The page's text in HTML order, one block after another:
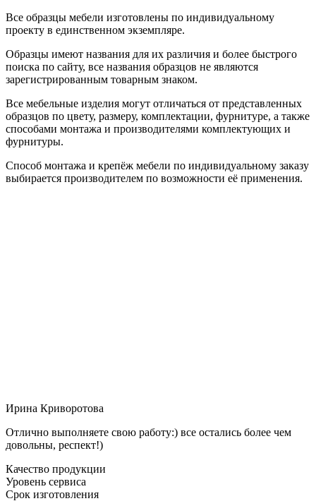
Все образцы мебели изготовлены по индивидуальному
проекту в единственном экземпляре.
Образцы имеют названия для их различия и более быстрого
поиска по сайту, все названия образцов не являются
зарегистрированным товарным знаком.
Все мебельные изделия могут отличаться от представленных
образцов по цвету, размеру, комплектации, фурнитуре, а также
способами монтажа и производителями комплектующих и
фурнитуры.
Способ монтажа и крепёж мебели по индивидуальному заказу
выбирается производителем по возможности её применения.
Ирина Криворотова
Отлично выполняете свою работу:) все остались более чем
довольны, респект!)
Качество продукции
Уровень сервиса
Срок изготовления